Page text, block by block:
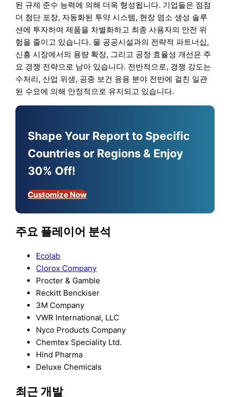
된 규제 준수 능력에 의해 더욱 형성됩니다. 기업들은 점점
더 첨단 포장, 자동화된 투약 시스템, 현장 염소 생성 솔루
션에 투자하여 제품을 차별화하고 최종 사용자의 안전 위
험을 줄이고 있습니다. 물 공공시설과의 전략적 파트너십,
신흥 시장에서의 용량 확장, 그리고 공정 효율성 개선은 주
요 경쟁 전략으로 남아 있습니다. 전반적으로, 경쟁 강도는
수처리, 산업 위생, 공중 보건 응용 분야 전반에 걸친 일관
된 수요에 의해 안정적으로 유지되고 있습니다.
Shape Your Report to Specific
Countries or Regions & Enjoy
30% Off!
Customize Now
주요 플레이어 분석
Ecolab
Clorox Company
Procter & Gamble
Reckitt Benckiser
3M Company
VWR International, LLC
Nyco Products Company
Chemtex Speciality Ltd.
Hind Pharma
Deluxe Chemicals
최근 개발